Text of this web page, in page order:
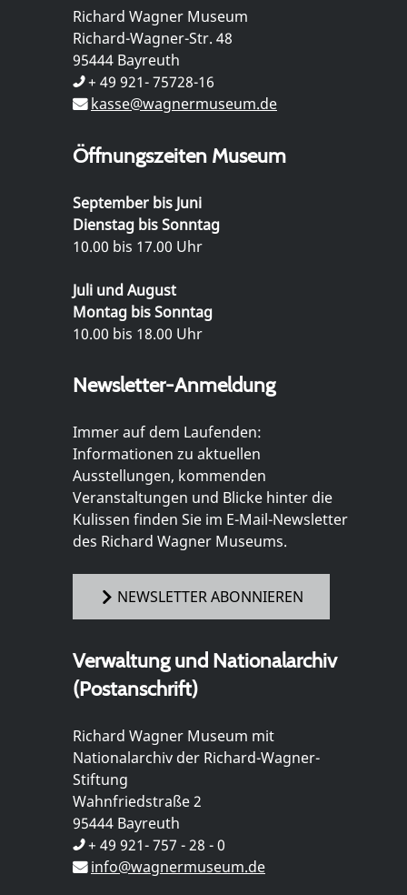
Richard Wagner Museum
Richard-Wagner-Str. 48
95444 Bayreuth
+ 49 921- 75728-16
kasse@wagnermuseum.de
Öffnungszeiten Museum
September bis Juni
Dienstag bis Sonntag
10.00 bis 17.00 Uhr
Juli und August
Montag bis Sonntag
10.00 bis 18.00 Uhr
Newsletter-Anmeldung
Immer auf dem Laufenden:
Informationen zu aktuellen
Ausstellungen, kommenden
Veranstaltungen und Blicke hinter die
Kulissen finden Sie im E-Mail-Newsletter
des Richard Wagner Museums.
NEWSLETTER ABONNIEREN
Verwaltung und Nationalarchiv
(Postanschrift)
Richard Wagner Museum mit
Nationalarchiv der Richard-Wagner-
Stiftung
Wahnfriedstraße 2
95444 Bayreuth
+ 49 921- 757 - 28 - 0
info@wagnermuseum.de